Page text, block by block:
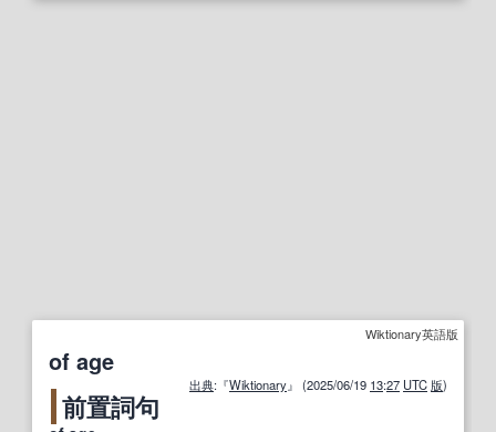
Wiktionary英語版
of age
出典:『Wiktionary』 (2025/06/19 13:27 UTC 版)
前置詞句